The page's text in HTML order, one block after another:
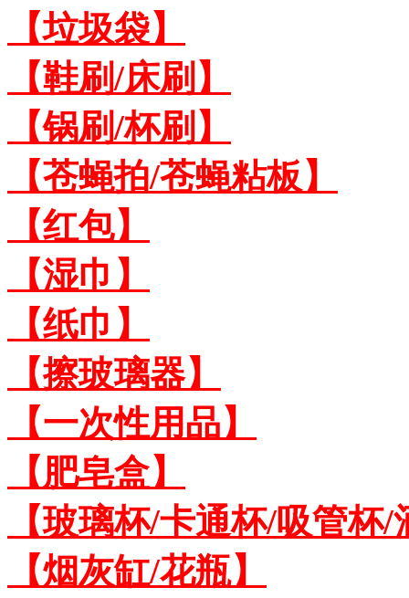
【垃圾袋】
【鞋刷/床刷】
【锅刷/杯刷】
【苍蝇拍/苍蝇粘板】
【红包】
【湿巾】
【纸巾】
【擦玻璃器】
【一次性用品】
【肥皂盒】
【玻璃杯/卡通杯/吸管杯/
【烟灰缸/花瓶】